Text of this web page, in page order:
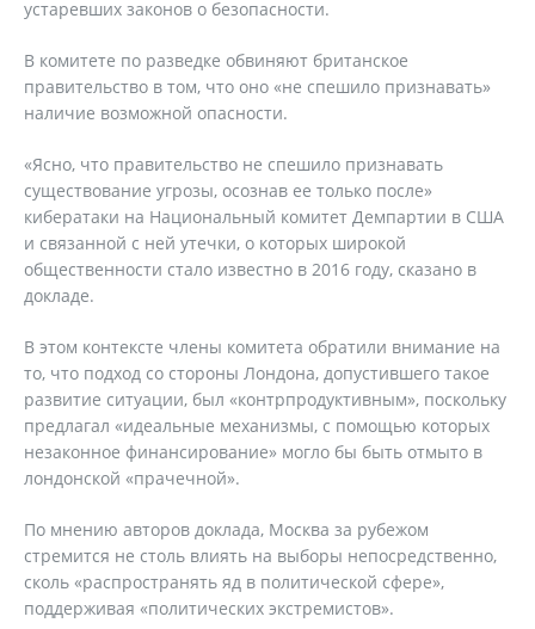
устаревших законов о безопасности.
В комитете по разведке обвиняют британское
правительство в том, что оно «не спешило признавать»
наличие возможной опасности.
«Ясно, что правительство не спешило признавать
существование угрозы, осознав ее только после»
кибератаки на Национальный комитет Демпартии в США
и связанной с ней утечки, о которых широкой
общественности стало известно в 2016 году, сказано в
докладе.
В этом контексте члены комитета обратили внимание на
то, что подход со стороны Лондона, допустившего такое
развитие ситуации, был «контрпродуктивным», поскольку
предлагал «идеальные механизмы, с помощью которых
незаконное финансирование» могло бы быть отмыто в
лондонской «прачечной».
По мнению авторов доклада, Москва за рубежом
стремится не столь влиять на выборы непосредственно,
сколь «распространять яд в политической сфере»,
поддерживая «политических экстремистов».